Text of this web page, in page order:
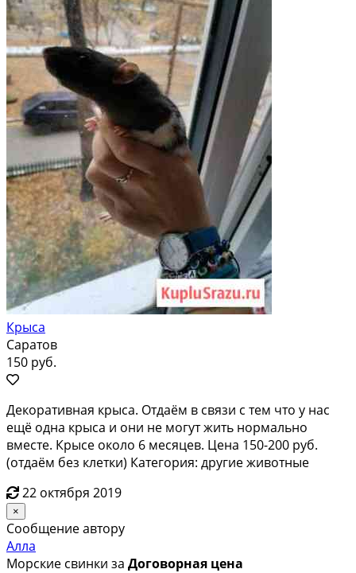
Крыса
Саратов
150 руб.
Декоративная крыса. Отдаём в связи с тем что у нас
ещё одна крыса и они не могут жить нормально
вместе. Крысе около 6 месяцев. Цена 150-200 руб.
(отдаём без клетки) Категория: другие животные
22 октября 2019
×
Сообщение автору
Алла
Морские свинки за Договорная цена